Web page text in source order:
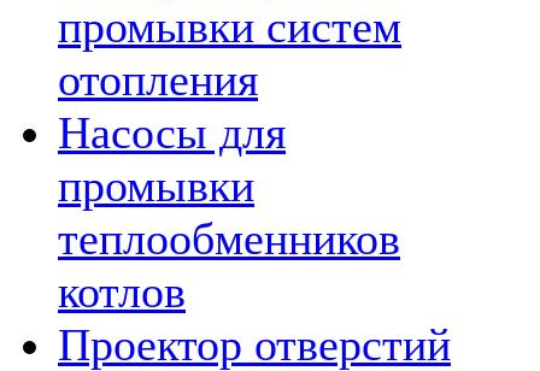
промывки систем
отопления
Насосы для
промывки
теплообменников
котлов
Проектор отверстий